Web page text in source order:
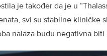
je također da je u
svi su stabilne kliničke
nalaza budu negativna